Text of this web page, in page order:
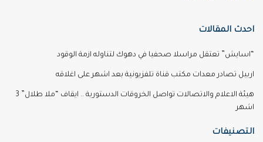
احدث المقالات
“اسايش” تعتقل مراسلا صحفيا في دهوك لتناوله ازمة الوقود
اربيل تصادر معدات مكتب قناة تلفزيونية بعد اشهر على اغلاقه
هيئة الاعلام والاتصالات تواصل الخروقات الدستورية .. ايقاف “ملا طلال” 3
اشهر
التصنيفات